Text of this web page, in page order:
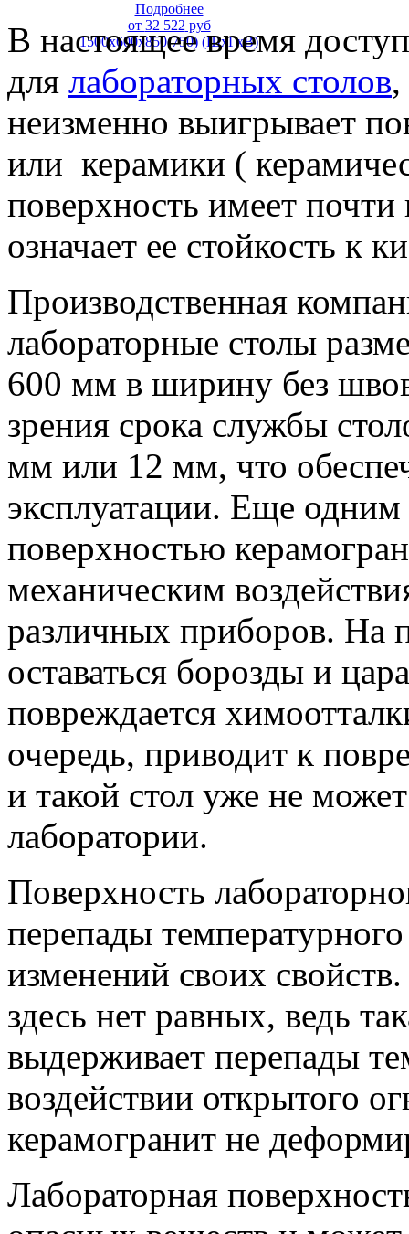
Подробнее
от 32 522 руб
1500х600х850(750) (ШхГхВ)
В настоящее время
для лабораторных столов
неизменно выигрывает
или керамики (
поверхность имеет
означает ее стойкость к
Производственная
лабораторные столы
600 мм в ширину без
зрения срока службы
мм или 12 мм, что
эксплуатации. Еще
поверхностью
механическим
различных приборов. На
оставаться борозды и
повреждается
очередь, приводит к
и такой стол уже не
лаборатории.
Поверхность
перепады
изменений своих
здесь нет равных, ведь
выдерживает перепады
воздействии открытого
керамогранит не
Лабораторная